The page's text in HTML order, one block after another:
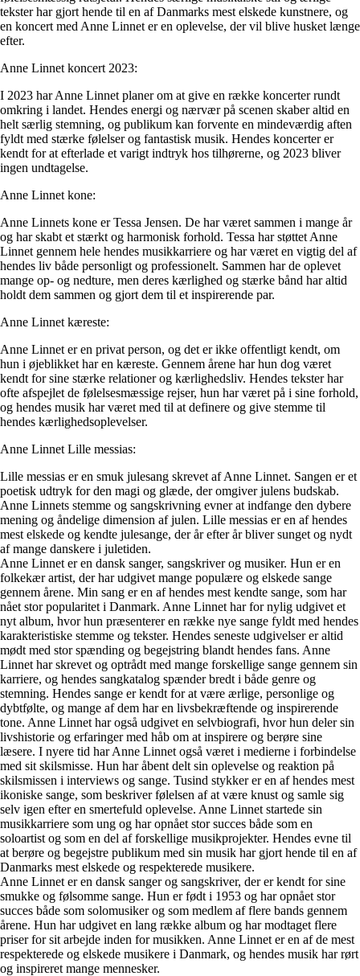
tekster har gjort hende til en af Danmarks mest elskede kunstnere, og
en koncert med Anne Linnet er en oplevelse, der vil blive husket længe
efter.
Anne Linnet koncert 2023:
I 2023 har Anne Linnet planer om at give en række koncerter rundt
omkring i landet. Hendes energi og nærvær på scenen skaber altid en
helt særlig stemning, og publikum kan forvente en mindeværdig aften
fyldt med stærke følelser og fantastisk musik. Hendes koncerter er
kendt for at efterlade et varigt indtryk hos tilhørerne, og 2023 bliver
ingen undtagelse.
Anne Linnet kone:
Anne Linnets kone er Tessa Jensen. De har været sammen i mange år
og har skabt et stærkt og harmonisk forhold. Tessa har støttet Anne
Linnet gennem hele hendes musikkarriere og har været en vigtig del af
hendes liv både personligt og professionelt. Sammen har de oplevet
mange op- og nedture, men deres kærlighed og stærke bånd har altid
holdt dem sammen og gjort dem til et inspirerende par.
Anne Linnet kæreste:
Anne Linnet er en privat person, og det er ikke offentligt kendt, om
hun i øjeblikket har en kæreste. Gennem årene har hun dog været
kendt for sine stærke relationer og kærlighedsliv. Hendes tekster har
ofte afspejlet de følelsesmæssige rejser, hun har været på i sine forhold,
og hendes musik har været med til at definere og give stemme til
hendes kærlighedsoplevelser.
Anne Linnet Lille messias:
Lille messias er en smuk julesang skrevet af Anne Linnet. Sangen er et
poetisk udtryk for den magi og glæde, der omgiver julens budskab.
Anne Linnets stemme og sangskrivning evner at indfange den dybere
mening og åndelige dimension af julen. Lille messias er en af hendes
mest elskede og kendte julesange, der år efter år bliver sunget og nydt
af mange danskere i juletiden.
Anne Linnet er en dansk sanger, sangskriver og musiker. Hun er en
folkekær artist, der har udgivet mange populære og elskede sange
gennem årene. Min sang er en af hendes mest kendte sange, som har
nået stor popularitet i Danmark. Anne Linnet har for nylig udgivet et
nyt album, hvor hun præsenterer en række nye sange fyldt med hendes
karakteristiske stemme og tekster. Hendes seneste udgivelser er altid
mødt med stor spænding og begejstring blandt hendes fans. Anne
Linnet har skrevet og optrådt med mange forskellige sange gennem sin
karriere, og hendes sangkatalog spænder bredt i både genre og
stemning. Hendes sange er kendt for at være ærlige, personlige og
dybtfølte, og mange af dem har en livsbekræftende og inspirerende
tone. Anne Linnet har også udgivet en selvbiografi, hvor hun deler sin
livshistorie og erfaringer med håb om at inspirere og berøre sine
læsere. I nyere tid har Anne Linnet også været i medierne i forbindelse
med sit skilsmisse. Hun har åbent delt sin oplevelse og reaktion på
skilsmissen i interviews og sange. Tusind stykker er en af hendes mest
ikoniske sange, som beskriver følelsen af at være knust og samle sig
selv igen efter en smertefuld oplevelse. Anne Linnet startede sin
musikkarriere som ung og har opnået stor succes både som en
soloartist og som en del af forskellige musikprojekter. Hendes evne til
at berøre og begejstre publikum med sin musik har gjort hende til en af
Danmarks mest elskede og respekterede musikere.
Anne Linnet er en dansk sanger og sangskriver, der er kendt for sine
smukke og følsomme sange. Hun er født i 1953 og har opnået stor
succes både som solomusiker og som medlem af flere bands gennem
årene. Hun har udgivet en lang række album og har modtaget flere
priser for sit arbejde inden for musikken. Anne Linnet er en af de mest
respekterede og elskede musikere i Danmark, og hendes musik har rørt
og inspireret mange mennesker.